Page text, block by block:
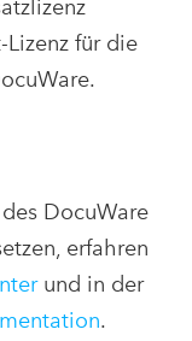
für die
DocuWare
erfahren
und in der
.